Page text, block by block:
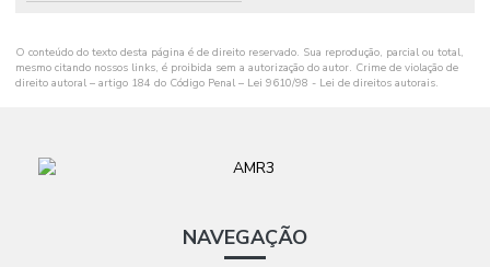
PRIVADA SP
O conteúdo do texto desta página é de direito reservado. Sua reprodução, parcial ou total,
mesmo citando nossos links, é proibida sem a autorização do autor. Crime de violação de
direito autoral – artigo 184 do Código Penal – Lei 9610/98 - Lei de direitos autorais.
NAVEGAÇÃO